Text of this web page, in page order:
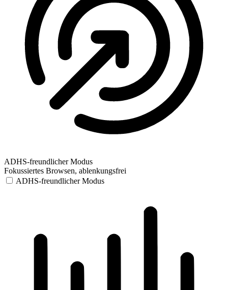
ADHS-freundlicher Modus
Fokussiertes Browsen, ablenkungsfrei
ADHS-freundlicher Modus